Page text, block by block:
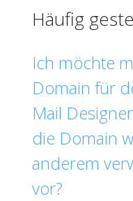
Häufig
Ich möchte
Domain für
Mail
die Domain
anderem
vor?